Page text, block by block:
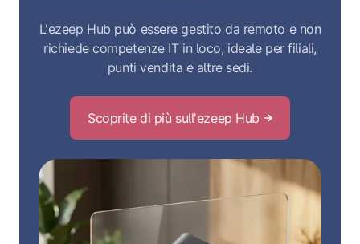
L'ezeep Hub può essere gestito da remoto e non
richiede competenze IT in loco, ideale per filiali,
punti vendita e altre sedi.
Scoprite di più sull'ezeep Hub